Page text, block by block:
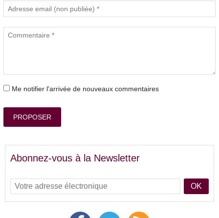
Me notifier l'arrivée de nouveaux commentaires
PROPOSER
Abonnez-vous à la Newsletter
OK